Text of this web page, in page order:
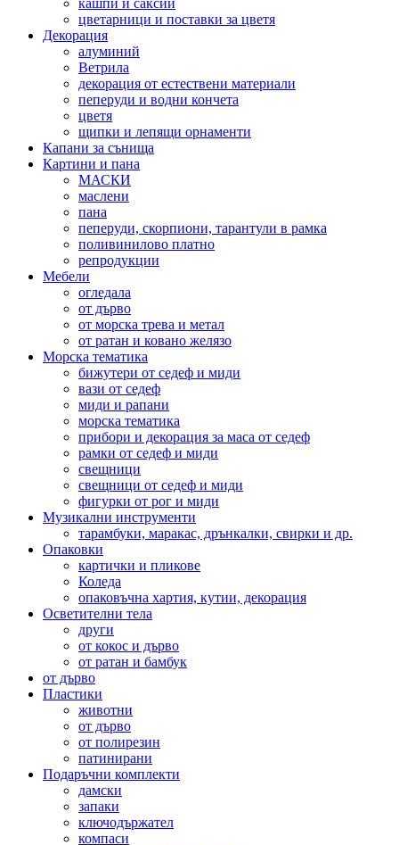
цветарници и поставки за цветя
Декорация
алуминий
Ветрила
декорация от естествени материали
пеперуди и водни кончета
цветя
щипки и лепящи орнаменти
Капани за сънища
Картини и пана
МАСКИ
маслени
пана
пеперуди, скорпиони, тарантули в рамка
поливинилово платно
репродукции
Мебели
огледала
от дърво
от морска трева и метал
от ратан и ковано желязо
Морска тематика
бижутери от седеф и миди
вази от седеф
миди и рапани
морска тематика
прибори и декорация за маса от седеф
рамки от седеф и миди
свещници
свещници от седеф и миди
фигурки от рог и миди
Музикални инструменти
тарамбуки, маракас, дрънкалки, свирки и др.
Опаковки
картички и пликове
Коледа
опаковъчна хартия, кутии, декорация
Осветителни тела
други
от кокос и дърво
от ратан и бамбук
от дърво
Пластики
животни
от дърво
от полирезин
патинирани
Подаръчни комплекти
дамски
запаки
ключодържател
компаси